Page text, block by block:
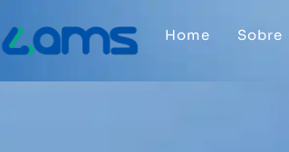
Home Sobre